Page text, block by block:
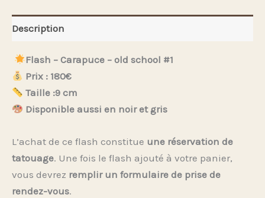
Description
Flash – Carapuce – old school #1
Prix : 180€
Taille :9 cm
Disponible aussi en noir et gris
L’achat de ce flash constitue une réservation de
tatouage. Une fois le flash ajouté à votre panier,
vous devrez remplir un formulaire de prise de
rendez-vous.